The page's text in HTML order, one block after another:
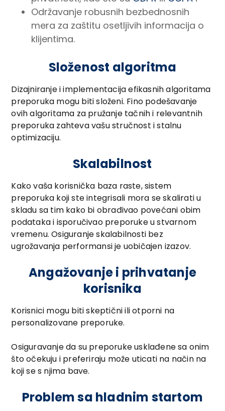
Održavanje robusnih bezbednosnih
mera za zaštitu osetljivih informacija o
klijentima.
Složenost algoritma
Dizajniranje i implementacija efikasnih algoritama
preporuka mogu biti složeni. Fino podešavanje
ovih algoritama za pružanje tačnih i relevantnih
preporuka zahteva vašu stručnost i stalnu
optimizaciju.
Skalabilnost
Kako vaša korisnička baza raste, sistem
preporuka koji ste integrisali mora se skalirati u
skladu sa tim kako bi obrađivao povećani obim
podataka i isporučivao preporuke u stvarnom
vremenu. Osiguranje skalabilnosti bez
ugrožavanja performansi je uobičajen izazov.
Angažovanje i prihvatanje
korisnika
Korisnici mogu biti skeptični ili otporni na
personalizovane preporuke.
Osiguravanje da su preporuke usklađene sa onim
što očekuju i preferiraju može uticati na način na
koji se s njima bave.
Problem sa hladnim startom